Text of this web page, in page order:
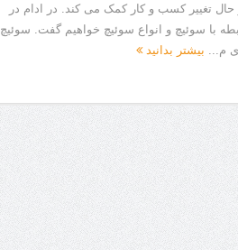
فروشگاه
حال تغییر کسب و کار کمک می کند. در ادام در
با سوئیچ و انواع سوئیچ خواهیم گفت. سوئیچ
م... بیشتر بدانید